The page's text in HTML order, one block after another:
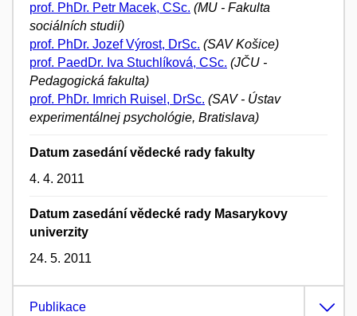
prof. PhDr. Petr Macek, CSc. (MU - Fakulta
sociálních studií)
prof. PhDr. Jozef Výrost, DrSc. (SAV Košice)
prof. PaedDr. Iva Stuchlíková, CSc. (JČU -
Pedagogická fakulta)
prof. PhDr. Imrich Ruisel, DrSc. (SAV - Ústav
experimentálnej psychológie, Bratislava)
Datum zasedání vědecké rady fakulty
4. 4. 2011
Datum zasedání vědecké rady Masarykovy
univerzity
24. 5. 2011
Publikace